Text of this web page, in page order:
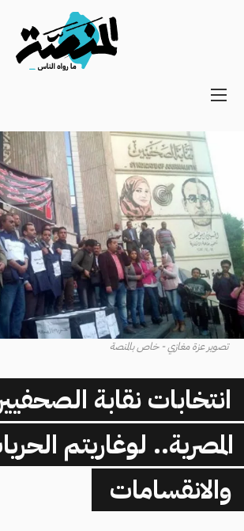
Main
Secondary
Navigation
تصوير عزة مغازي - خاص بالمنصة
انتخابات نقابة
المصرية.. لوغاريتم
والانقسامات